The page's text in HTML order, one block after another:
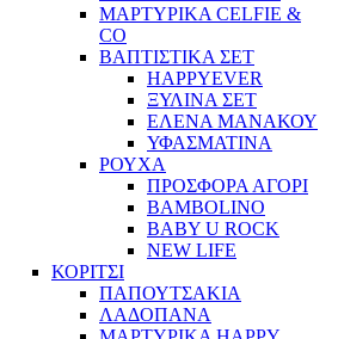
ΜΑΡΤΥΡΙΚΑ CELFIE &
CO
ΒΑΠΤΙΣΤΙΚΑ ΣΕΤ
HAPPYEVER
ΞΥΛΙΝΑ ΣΕΤ
ΕΛΕΝΑ ΜΑΝΑΚΟΥ
ΥΦΑΣΜΑΤΙΝΑ
ΡΟΥΧΑ
ΠΡΟΣΦΟΡΑ ΑΓΟΡΙ
BAMBOLINO
BABY U ROCK
NEW LIFE
ΚΟΡΙΤΣΙ
ΠΑΠΟΥΤΣΑΚΙΑ
ΛΑΔΟΠΑΝΑ